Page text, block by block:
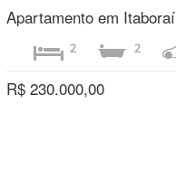
Apartamento em Itaboraí
2 2
R$ 230.000,00